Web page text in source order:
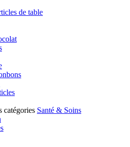
de table
catégories Santé & Soins